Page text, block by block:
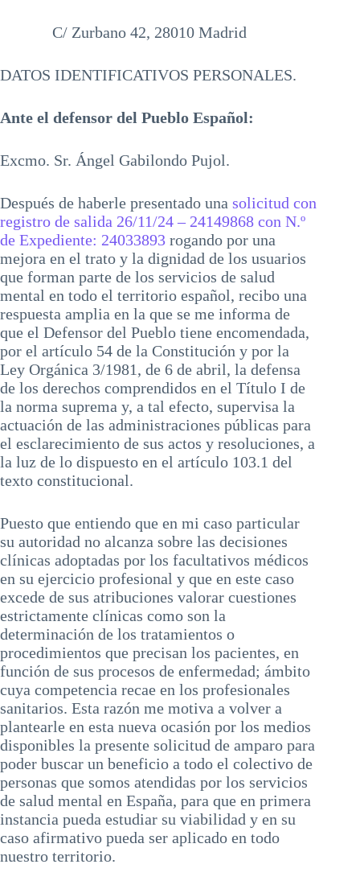
C/ Zurbano 42, 28010 Madrid
DATOS IDENTIFICATIVOS PERSONALES.
Ante el defensor del Pueblo Español:
Excmo. Sr. Ángel Gabilondo Pujol.
Después de haberle presentado una solicitud con
registro de salida 26/11/24 – 24149868 con N.º
de Expediente: 24033893 rogando por una
mejora en el trato y la dignidad de los usuarios
que forman parte de los servicios de salud
mental en todo el territorio español, recibo una
respuesta amplia en la que se me informa de
que el Defensor del Pueblo tiene encomendada,
por el artículo 54 de la Constitución y por la
Ley Orgánica 3/1981, de 6 de abril, la defensa
de los derechos comprendidos en el Título I de
la norma suprema y, a tal efecto, supervisa la
actuación de las administraciones públicas para
el esclarecimiento de sus actos y resoluciones, a
la luz de lo dispuesto en el artículo 103.1 del
texto constitucional.
Puesto que entiendo que en mi caso particular
su autoridad no alcanza sobre las decisiones
clínicas adoptadas por los facultativos médicos
en su ejercicio profesional y que en este caso
excede de sus atribuciones valorar cuestiones
estrictamente clínicas como son la
determinación de los tratamientos o
procedimientos que precisan los pacientes, en
función de sus procesos de enfermedad; ámbito
cuya competencia recae en los profesionales
sanitarios. Esta razón me motiva a volver a
plantearle en esta nueva ocasión por los medios
disponibles la presente solicitud de amparo para
poder buscar un beneficio a todo el colectivo de
personas que somos atendidas por los servicios
de salud mental en España, para que en primera
instancia pueda estudiar su viabilidad y en su
caso afirmativo pueda ser aplicado en todo
nuestro territorio.